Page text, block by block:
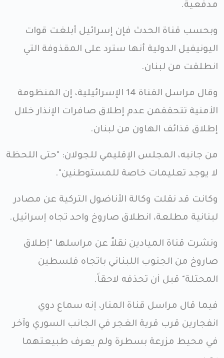
مدفعية.
وبحسب قناة الحدث فإن إسرائيل أبلغت قوات
اليونيفيل الدولية أنها سترد على المقذوفة التي
انطلقت من لبنان.
وقال مراسل القناة 14 الإسرائيلية، إن المنظومة
الأمنية تتحققمن عدم إطلاق صافرات الإنذار خلال
إطلاق قذائف الهاون من لبنان.
من جانبه، المجلس الإقليمي للجولان: "حتى اللحظة
لا يوجد تعليمات خاصة للمستوطنين".
وكانت قد نقلت وكالة الأناضول التركية عن مصادر
لبنانية مطلعة، انطلاق صاروخ واحد تجاه إسرائيل.
ونشرت قناة الميادين نقلاً عن مراسلها "إطلاق
صاروخ من الجنوب اللبناني باتجاه فلسطين
المحتلة" قبل أن تحذفه لاحقاً.
فيما قال مراسل قناة المنار، إنه سماع دوي
انفجارين قرب قرية الغجر في الجانب السوري وآخر
في محيط مزرعة بسطرة ولم يعرف طبيعتهما